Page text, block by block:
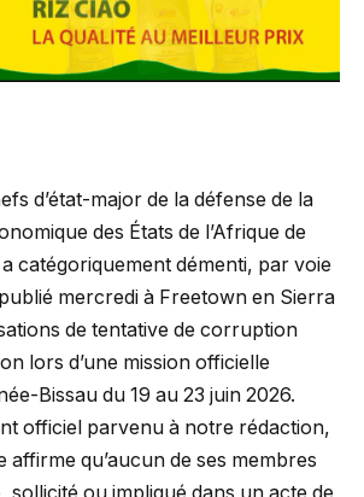
d’état-major de la défense de la
des États de l’Afrique de
a catégoriquement démenti, par voie
mercredi à Freetown en Sierra
de tentative de corruption
lors d’une mission officielle
Bissau du 19 au 23 juin 2026.
officiel parvenu à notre rédaction,
affirme qu’aucun de ses membres